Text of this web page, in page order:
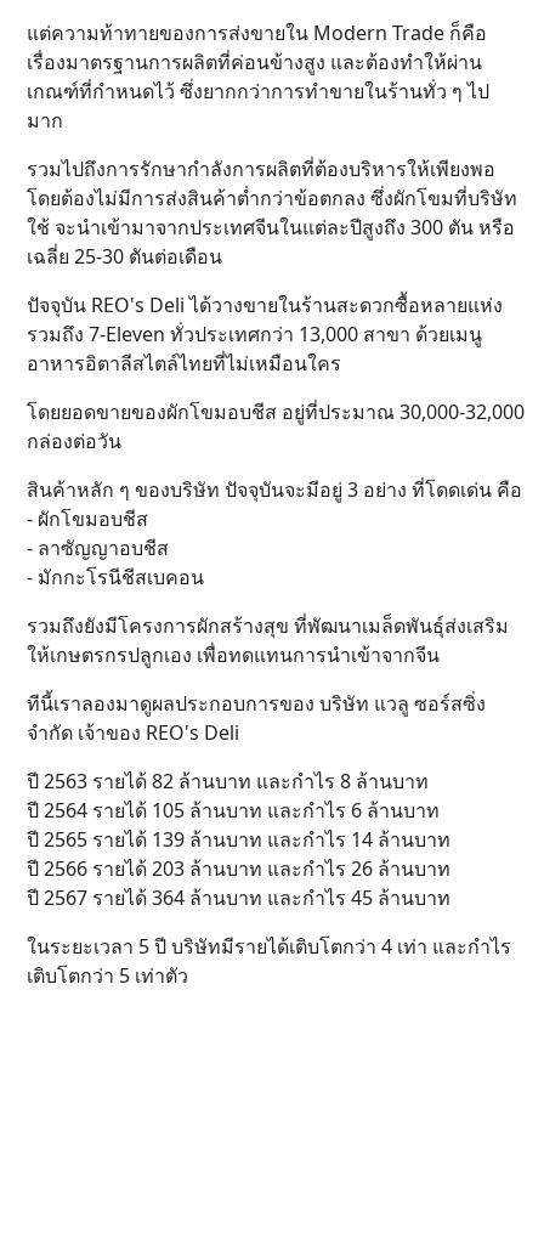
แต่ความท้าทายของการส่งขายใน Modern Trade ก็คือ
เรื่องมาตรฐานการผลิตที่ค่อนข้างสูง และต้องทำให้ผ่าน
เกณฑ์ที่กำหนดไว้ ซึ่งยากกว่าการทำขายในร้านทั่ว ๆ ไป
มาก
รวมไปถึงการรักษากำลังการผลิตที่ต้องบริหารให้เพียงพอ
โดยต้องไม่มีการส่งสินค้าต่ำกว่าข้อตกลง ซึ่งผักโขมที่บริษัท
ใช้ จะนำเข้ามาจากประเทศจีนในแต่ละปีสูงถึง 300 ตัน หรือ
เฉลี่ย 25-30 ตันต่อเดือน
ปัจจุบัน REO's Deli ได้วางขายในร้านสะดวกซื้อหลายแห่ง
รวมถึง 7-Eleven ทั่วประเทศกว่า 13,000 สาขา ด้วยเมนู
อาหารอิตาลีสไตล์ไทยที่ไม่เหมือนใคร
โดยยอดขายของผักโขมอบชีส อยู่ที่ประมาณ 30,000-32,000
กล่องต่อวัน
สินค้าหลัก ๆ ของบริษัท ปัจจุบันจะมีอยู่ 3 อย่าง ที่โดดเด่น คือ
- ผักโขมอบชีส
- ลาซัญญาอบชีส
- มักกะโรนีชีสเบคอน
รวมถึงยังมีโครงการผักสร้างสุข ที่พัฒนาเมล็ดพันธุ์ส่งเสริม
ให้เกษตรกรปลูกเอง เพื่อทดแทนการนำเข้าจากจีน
ทีนี้เราลองมาดูผลประกอบการของ บริษัท แวลู ซอร์สซิ่ง
จำกัด เจ้าของ REO's Deli
ปี 2563 รายได้ 82 ล้านบาท และกำไร 8 ล้านบาท
ปี 2564 รายได้ 105 ล้านบาท และกำไร 6 ล้านบาท
ปี 2565 รายได้ 139 ล้านบาท และกำไร 14 ล้านบาท
ปี 2566 รายได้ 203 ล้านบาท และกำไร 26 ล้านบาท
ปี 2567 รายได้ 364 ล้านบาท และกำไร 45 ล้านบาท
ในระยะเวลา 5 ปี บริษัทมีรายได้เติบโตกว่า 4 เท่า และกำไร
เติบโตกว่า 5 เท่าตัว